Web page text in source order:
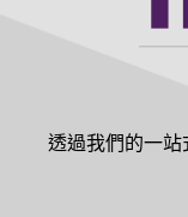
透過我們的一